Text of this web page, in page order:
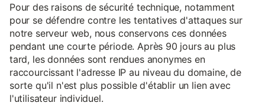
Pour des raisons de sécurité technique, notamment
pour se défendre contre les tentatives d'attaques sur
notre serveur web, nous conservons ces données
pendant une courte période. Après 90 jours au plus
tard, les données sont rendues anonymes en
raccourcissant l'adresse IP au niveau du domaine, de
sorte qu'il n'est plus possible d'établir un lien avec
l'utilisateur individuel.